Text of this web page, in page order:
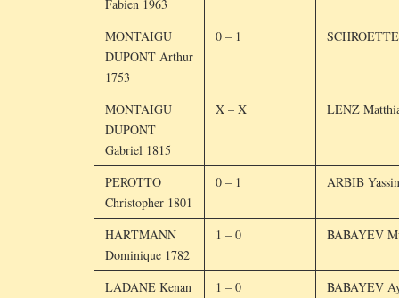
Fabien 1963
MONTAIGU
DUPONT Arthur
1753
0 – 1
MONTAIGU
DUPONT
Gabriel 1815
X – X LENZ
PEROTTO
Christopher 1801
0 – 1 ARBIB
HARTMANN
Dominique 1782
1 – 0 BABAYEV
LADANE Kenan
1 – 0 BABAYEV